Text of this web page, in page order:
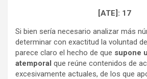
[ATE]: 17
Si bien sería necesario analizar más
determinar con exactitud la voluntad
parece claro el hecho de que supone
atemporal que reúne contenidos de
excesivamente actuales, de los que